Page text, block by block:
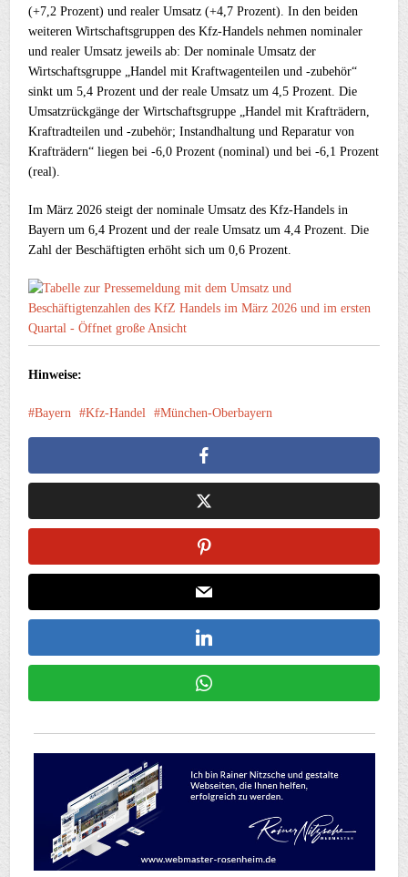
(+7,2 Prozent) und realer Umsatz (+4,7 Prozent). In den beiden
weiteren Wirtschaftsgruppen des Kfz-Handels nehmen nominaler
und realer Umsatz jeweils ab: Der nominale Umsatz der
Wirtschaftsgruppe „Handel mit Kraftwagenteilen und -zubehör“
sinkt um 5,4 Prozent und der reale Umsatz um 4,5 Prozent. Die
Umsatzrückgänge der Wirtschaftsgruppe „Handel mit Krafträdern,
Kraftradteilen und -zubehör; Instandhaltung und Reparatur von
Krafträdern“ liegen bei -6,0 Prozent (nominal) und bei -6,1 Prozent
(real).
Im März 2026 steigt der nominale Umsatz des Kfz-Handels in
Bayern um 6,4 Prozent und der reale Umsatz um 4,4 Prozent. Die
Zahl der Beschäftigten erhöht sich um 0,6 Prozent.
Hinweise:
Bayern Kfz-Handel München-Oberbayern